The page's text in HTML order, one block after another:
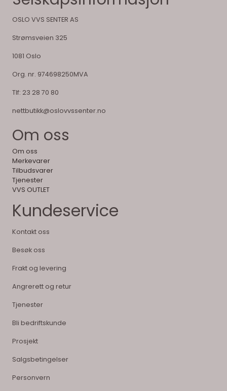
OSLO VVS SENTER AS
Strømsveien 325
1081 Oslo
Org. nr. 974698250MVA
Tlf: 23 28 70 80
nettbutikk@oslovvssenter.no
Om oss
Om oss
Merkevarer
Tilbudsvarer
Tjenester
VVS OUTLET
Kundeservice
Kontakt oss
Besøk oss
Frakt og levering
Angrerett og retur
Tjenester
Bli bedriftskunde
Prosjekt
Salgsbetingelser
Personvern